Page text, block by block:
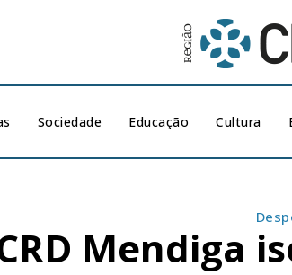
Sociedade Educação Cultura
Mendiga